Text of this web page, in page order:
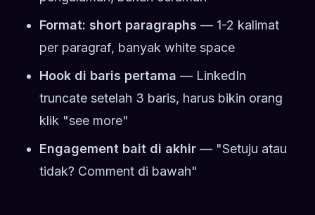
Format: short paragraphs — 1-2 kalimat
per paragraf, banyak white space
Hook di baris pertama — LinkedIn
truncate setelah 3 baris, harus bikin orang
klik "see more"
Engagement bait di akhir — "Setuju atau
tidak? Comment di bawah"